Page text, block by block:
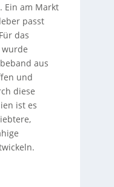
Ein am Markt
passt
das
wurde
aus
und
diese
ist es